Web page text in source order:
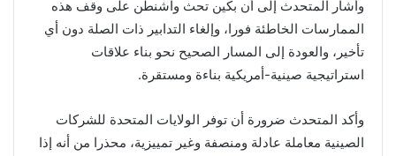
وأشار المتحدث إلى أن بكين تحث واشنطن على وقف هذه
الممارسات الخاطئة فورا، وإلغاء التدابير ذات الصلة دون أي
تأخير، والعودة إلى المسار الصحيح نحو بناء علاقات
استراتيجية صينية-أمريكية بناءة ومستقرة.
وأكد المتحدث ضرورة أن توفر الولايات المتحدة للشركات
الصينية معاملة عادلة ومنصفة وغير تمييزية، محذرا من أنه إذا